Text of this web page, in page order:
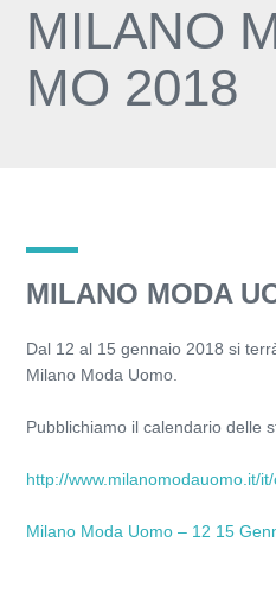
MILANO
MO 2018
MILANO MODA
Dal 12 al 15 gennaio 2018 si
Milano Moda Uomo.
Pubblichiamo il calendario delle
http://www.milanomodauomo.it/
Milano Moda Uomo – 12 15